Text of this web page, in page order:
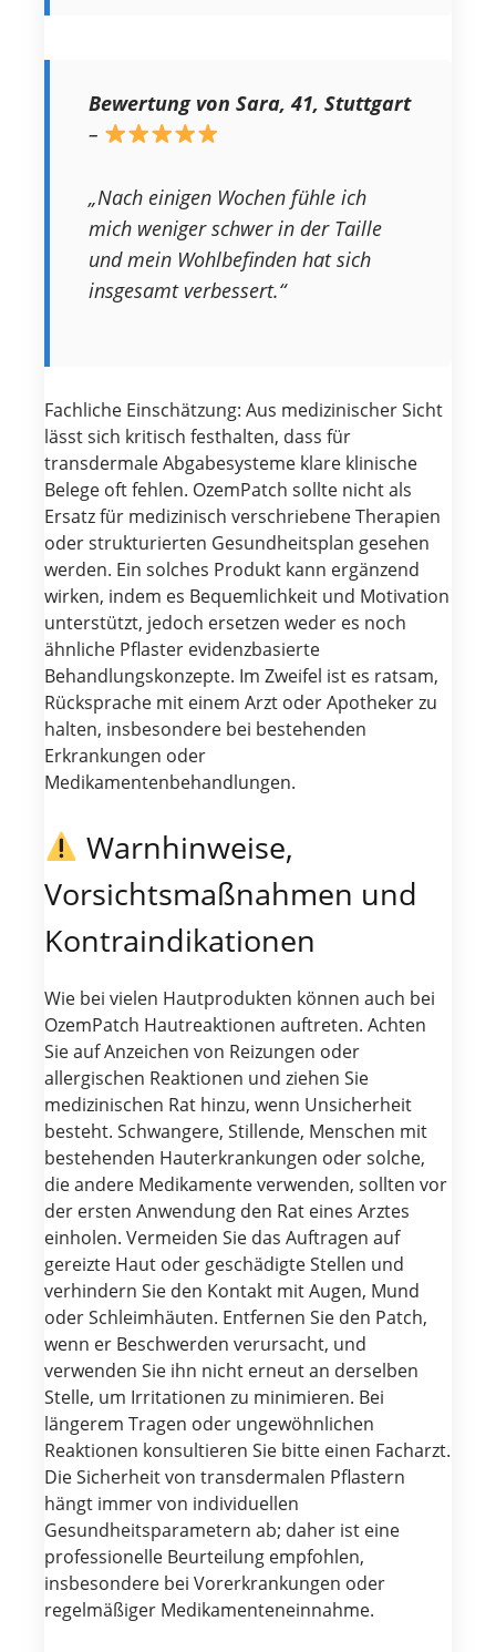
Bewertung von Sara, 41, Stuttgart
–
„Nach einigen Wochen fühle ich
mich weniger schwer in der Taille
und mein Wohlbefinden hat sich
insgesamt verbessert.“
Fachliche Einschätzung: Aus medizinischer Sicht
lässt sich kritisch festhalten, dass für
transdermale Abgabesysteme klare klinische
Belege oft fehlen. OzemPatch sollte nicht als
Ersatz für medizinisch verschriebene Therapien
oder strukturierten Gesundheitsplan gesehen
werden. Ein solches Produkt kann ergänzend
wirken, indem es Bequemlichkeit und Motivation
unterstützt, jedoch ersetzen weder es noch
ähnliche Pflaster evidenzbasierte
Behandlungskonzepte. Im Zweifel ist es ratsam,
Rücksprache mit einem Arzt oder Apotheker zu
halten, insbesondere bei bestehenden
Erkrankungen oder
Medikamentenbehandlungen.
Warnhinweise,
Vorsichtsmaßnahmen und
Kontraindikationen
Wie bei vielen Hautprodukten können auch bei
OzemPatch Hautreaktionen auftreten. Achten
Sie auf Anzeichen von Reizungen oder
allergischen Reaktionen und ziehen Sie
medizinischen Rat hinzu, wenn Unsicherheit
besteht. Schwangere, Stillende, Menschen mit
bestehenden Hauterkrankungen oder solche,
die andere Medikamente verwenden, sollten vor
der ersten Anwendung den Rat eines Arztes
einholen. Vermeiden Sie das Auftragen auf
gereizte Haut oder geschädigte Stellen und
verhindern Sie den Kontakt mit Augen, Mund
oder Schleimhäuten. Entfernen Sie den Patch,
wenn er Beschwerden verursacht, und
verwenden Sie ihn nicht erneut an derselben
Stelle, um Irritationen zu minimieren. Bei
längerem Tragen oder ungewöhnlichen
Reaktionen konsultieren Sie bitte einen Facharzt.
Die Sicherheit von transdermalen Pflastern
hängt immer von individuellen
Gesundheitsparametern ab; daher ist eine
professionelle Beurteilung empfohlen,
insbesondere bei Vorerkrankungen oder
regelmäßiger Medikamenteneinnahme.